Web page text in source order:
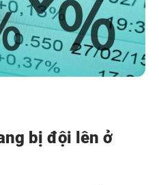
bị đội lên ở